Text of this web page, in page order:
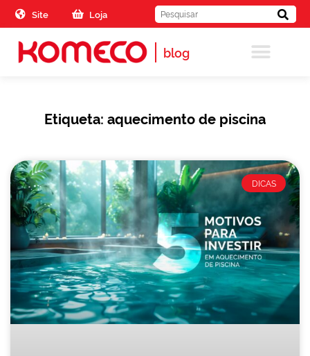
Skip to the content
Site Loja
blog
Etiqueta: aquecimento de piscina
DICAS